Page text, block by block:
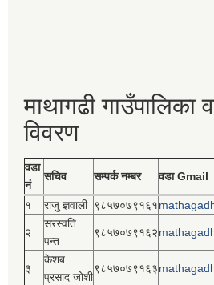
माथागढी गाउँपालिका
विवरण
वडा
नं
सचिव सम्पर्क नम्बर वडा Gmail
१ राजु ज्ञवाली ९८५७०७९१६१
२
सरस्वति
पन्त
९८५७०७९१६२
३
केशब
प्रसाद जोशी
९८५७०७९१६३